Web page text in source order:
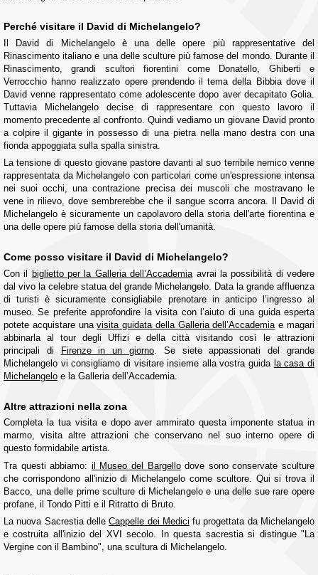
Perché visitare il David di Michelangelo?
Il David di Michelangelo è una delle opere più rappresentative del
Rinascimento italiano e una delle sculture più famose del mondo. Durante il
Rinascimento, grandi scultori fiorentini come Donatello, Ghiberti e
Verrocchio hanno realizzato opere prendendo il tema della Bibbia dove il
David venne rappresentato come adolescente dopo aver decapitato Golia.
Tuttavia Michelangelo decise di rappresentare con questo lavoro il
momento precedente al confronto. Quindi vediamo un giovane David pronto
a colpire il gigante in possesso di una pietra nella mano destra con una
fionda appoggiata sulla spalla sinistra.
La tensione di questo giovane pastore davanti al suo terribile nemico venne
rappresentata da Michelangelo con particolari come un'espressione intensa
nei suoi occhi, una contrazione precisa dei muscoli che mostravano le
vene in rilievo, dove sembrerebbe che il sangue scorra ancora. Il David di
Michelangelo è sicuramente un capolavoro della storia dell'arte fiorentina e
una delle opere più famose della storia dell'umanità.
Come posso visitare il David di Michelangelo?
Con il biglietto per la Galleria dell’Accademia avrai la possibilità di vedere
dal vivo la celebre statua del grande Michelangelo. Data la grande affluenza
di turisti è sicuramente consigliabile prenotare in anticipo l’ingresso al
museo. Se preferite approfondire la visita con l’aiuto di una guida esperta
potete acquistare unavisita guidata della Galleria dell’Accademia e magari
abbinarla al tour degli Uffizi e della città visitando così le attrazioni
principali di Firenze in un giorno . Se siete appassionati del grande
Michelangelo vi consigliamo di visitare insieme alla vostra guida la casa di
Michelangelo e la Galleria dell’Accademia.
Altre attrazioni nella zona
Completa la tua visita e dopo aver ammirato questa imponente statua in
marmo, visita altre attrazioni che conservano nel suo interno opere di
questo formidabile artista.
Tra questi abbiamo: il Museo del Bargellodove sono conservate sculture
che corrispondono all'inizio di Michelangelo come scultore. Qui si trova il
Bacco, una delle prime sculture di Michelangelo e una delle sue rare opere
profane, il Tondo Pitti e il Ritratto di Bruto.
La nuova Sacrestia delleCappelle dei Medici fu progettata da Michelangelo
e costruita all'inizio del XVI secolo. In questa sacrestia si distingue "La
Vergine con il Bambino", una scultura di Michelangelo.